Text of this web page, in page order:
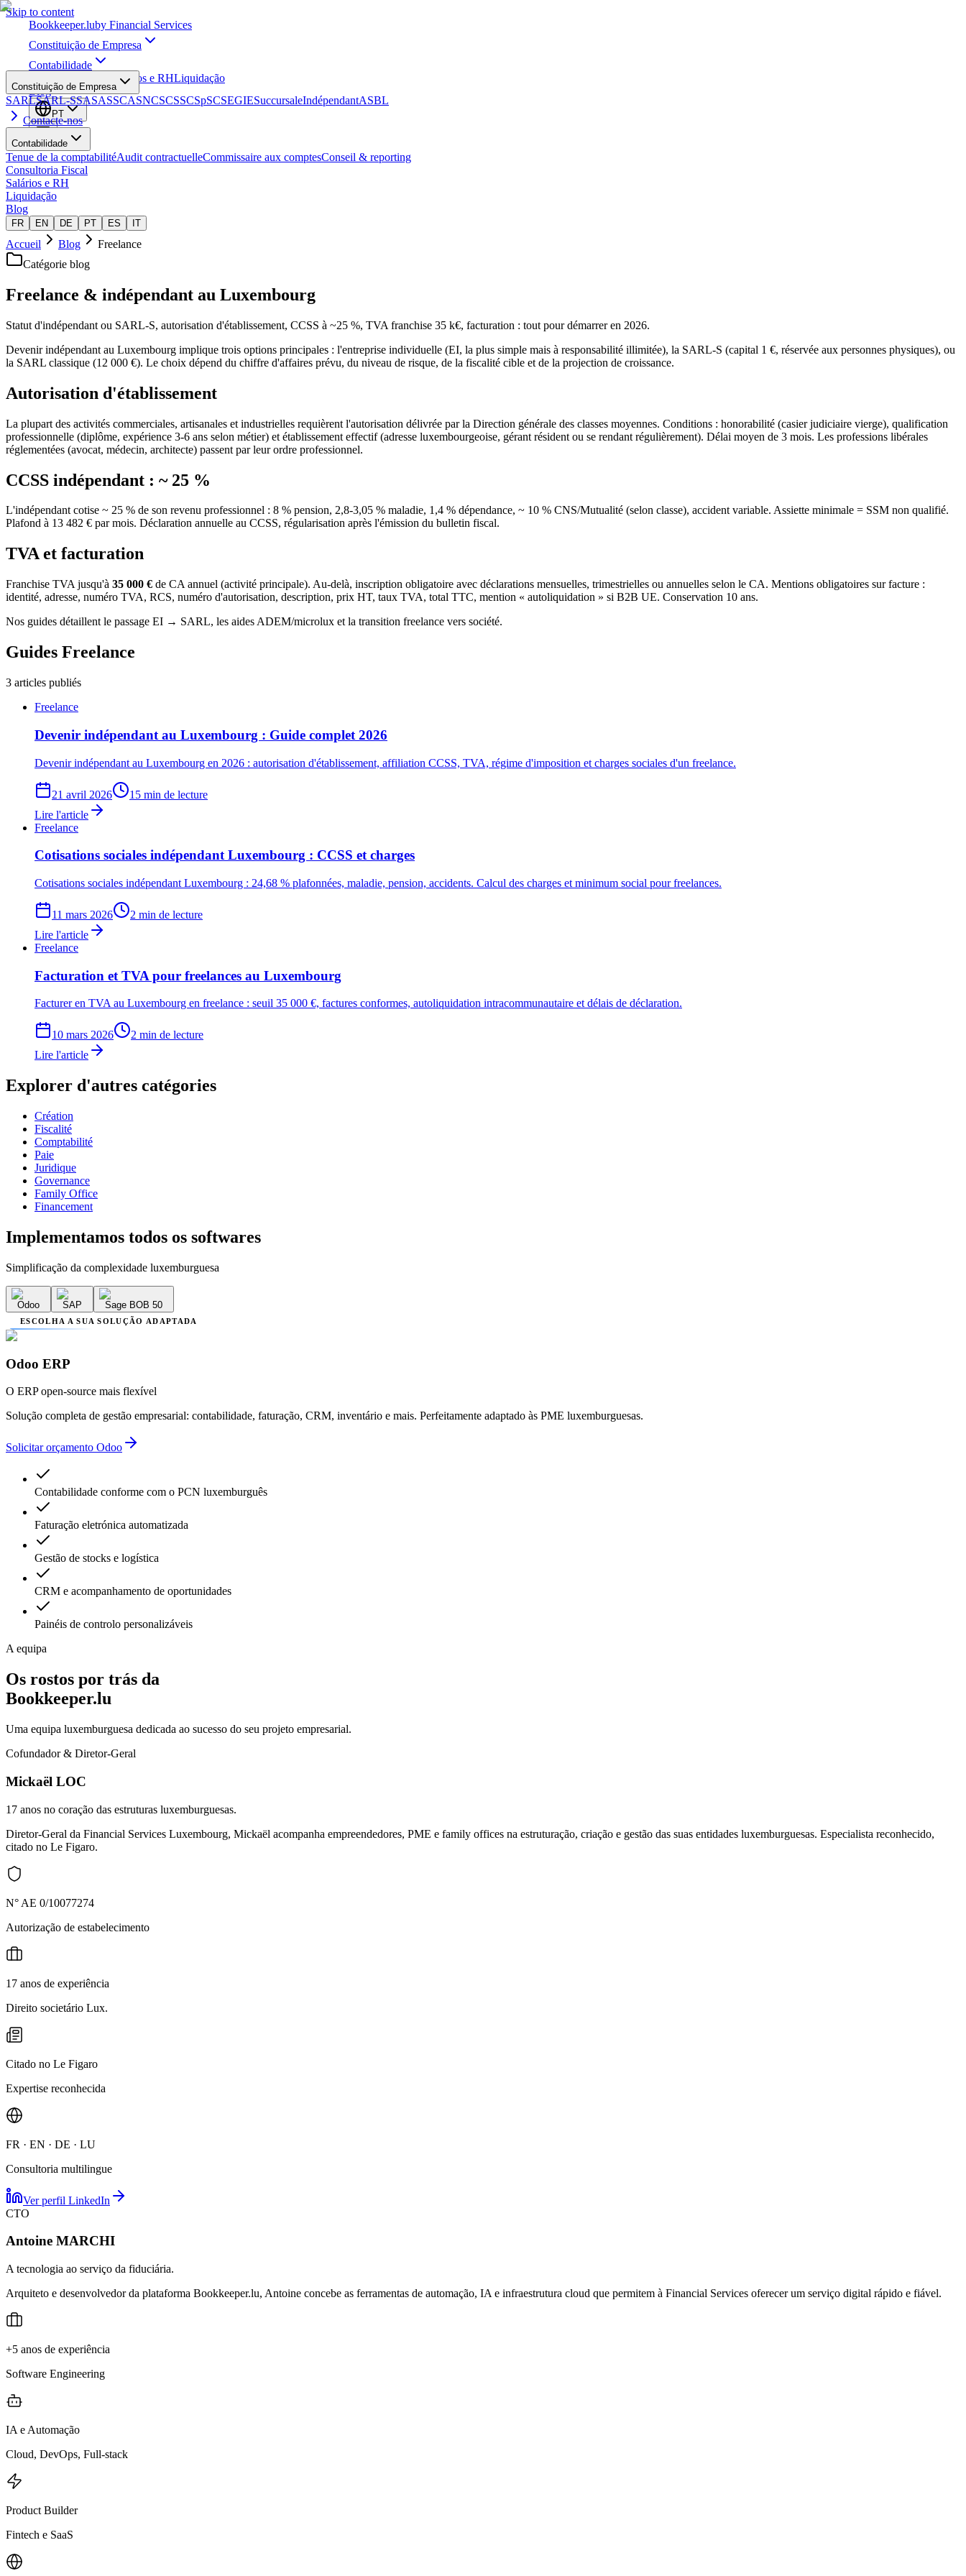
Skip to content
Bookkeeper.luby Financial Services
Constituição de Empresa
Contabilidade
Salários e RHLiquidação
Blog
PT
Constituição de Empresa
SARLSARL-SSASASSCASNCSCSSCSpSCSEGIESuccursaleIndépendantASBL
Contacte-nos
Contabilidade
Tenue de la comptabilitéAudit contractuelleCommissaire aux comptesConseil & reporting
Consultoria Fiscal
Salários e RH
Liquidação
Blog
FR EN DE PT ES IT
Accueil Blog
Freelance
Catégorie blog
Freelance & indépendant au Luxembourg
Statut d'indépendant ou SARL-S, autorisation d'établissement, CCSS à ~25 %, TVA franchise 35 k€, facturation : tout pour démarrer en 2026.
Devenir indépendant au Luxembourg implique trois options principales : l'entreprise individuelle (EI, la plus simple mais à responsabilité illimitée), la SARL-S (capital 1 €, réservée aux personnes physiques), ou
la SARL classique (12 000 €). Le choix dépend du chiffre d'affaires prévu, du niveau de risque, de la fiscalité cible et de la projection de croissance.
Autorisation d'établissement
La plupart des activités commerciales, artisanales et industrielles requièrent l'autorisation délivrée par la Direction générale des classes moyennes. Conditions : honorabilité (casier judiciaire vierge), qualification
professionnelle (diplôme, expérience 3-6 ans selon métier) et établissement effectif (adresse luxembourgeoise, gérant résident ou se rendant régulièrement). Délai moyen de 3 mois. Les professions libérales
réglementées (avocat, médecin, architecte) passent par leur ordre professionnel.
CCSS indépendant : ~ 25 %
L'indépendant cotise ~ 25 % de son revenu professionnel : 8 % pension, 2,8-3,05 % maladie, 1,4 % dépendance, ~ 10 % CNS/Mutualité (selon classe), accident variable. Assiette minimale = SSM non qualifié.
Plafond à 13 482 € par mois. Déclaration annuelle au CCSS, régularisation après l'émission du bulletin fiscal.
TVA et facturation
Franchise TVA jusqu'à 35 000 € de CA annuel (activité principale). Au-delà, inscription obligatoire avec déclarations mensuelles, trimestrielles ou annuelles selon le CA. Mentions obligatoires sur facture :
identité, adresse, numéro TVA, RCS, numéro d'autorisation, description, prix HT, taux TVA, total TTC, mention « autoliquidation » si B2B UE. Conservation 10 ans.
Nos guides détaillent le passage EI → SARL, les aides ADEM/microlux et la transition freelance vers société.
Guides Freelance
3 articles publiés
Freelance
Devenir indépendant au Luxembourg : Guide complet 2026
Devenir indépendant au Luxembourg en 2026 : autorisation d'établissement, affiliation CCSS, TVA, régime d'imposition et charges sociales d'un freelance.
21 avril 2026
15 min de lecture
Lire l'article
Freelance
Cotisations sociales indépendant Luxembourg : CCSS et charges
Cotisations sociales indépendant Luxembourg : 24,68 % plafonnées, maladie, pension, accidents. Calcul des charges et minimum social pour freelances.
11 mars 2026
2 min de lecture
Lire l'article
Freelance
Facturation et TVA pour freelances au Luxembourg
Facturer en TVA au Luxembourg en freelance : seuil 35 000 €, factures conformes, autoliquidation intracommunautaire et délais de déclaration.
10 mars 2026
2 min de lecture
Lire l'article
Explorer d'autres catégories
Création
Fiscalité
Comptabilité
Paie
Juridique
Governance
Family Office
Financement
Implementamos todos os softwares
Simplificação da complexidade luxemburguesa
Odoo SAP Sage BOB 50
ESCOLHA A SUA SOLUÇÃO ADAPTADA
Odoo ERP
O ERP open-source mais flexível
Solução completa de gestão empresarial: contabilidade, faturação, CRM, inventário e mais. Perfeitamente adaptado às PME luxemburguesas.
Solicitar orçamento Odoo
Contabilidade conforme com o PCN luxemburguês
Faturação eletrónica automatizada
Gestão de stocks e logística
CRM e acompanhamento de oportunidades
Painéis de controlo personalizáveis
A equipa
Os rostos por trás da
Bookkeeper.lu
Uma equipa luxemburguesa dedicada ao sucesso do seu projeto empresarial.
Cofundador & Diretor-Geral
Mickaël LOC
17 anos no coração das estruturas luxemburguesas.
Diretor-Geral da Financial Services Luxembourg, Mickaël acompanha empreendedores, PME e family offices na estruturação, criação e gestão das suas entidades luxemburguesas. Especialista reconhecido,
citado no Le Figaro.
N° AE 0/10077274
Autorização de estabelecimento
17 anos de experiência
Direito societário Lux.
Citado no Le Figaro
Expertise reconhecida
FR · EN · DE · LU
Consultoria multilingue
Ver perfil LinkedIn
CTO
Antoine MARCHI
A tecnologia ao serviço da fiduciária.
Arquiteto e desenvolvedor da plataforma Bookkeeper.lu, Antoine concebe as ferramentas de automação, IA e infraestrutura cloud que permitem à Financial Services oferecer um serviço digital rápido e fiável.
+5 anos de experiência
Software Engineering
IA e Automação
Cloud, DevOps, Full-stack
Product Builder
Fintech e SaaS